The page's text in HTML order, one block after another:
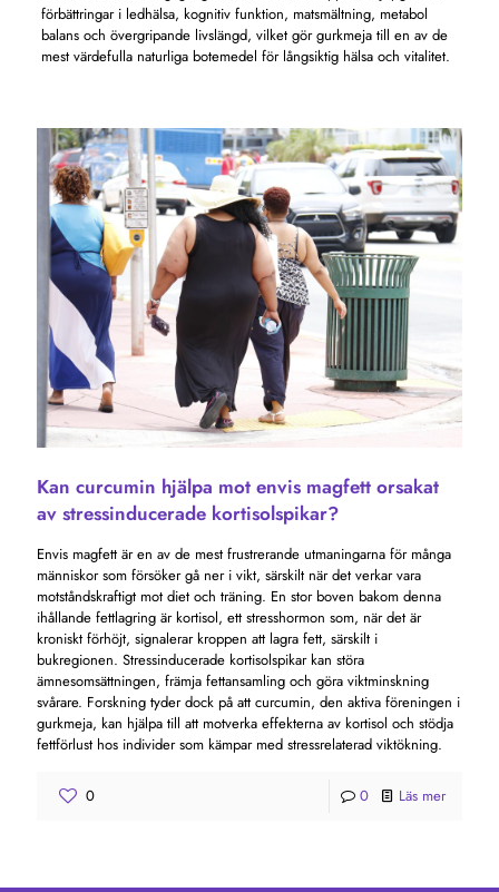
förbättringar i ledhälsa, kognitiv funktion, matsmältning, metabol
balans och övergripande livslängd, vilket gör gurkmeja till en av de
mest värdefulla naturliga botemedel för långsiktig hälsa och vitalitet.
Kan curcumin hjälpa mot envis magfett orsakat
av stressinducerade kortisolspikar?
Envis magfett är en av de mest frustrerande utmaningarna för många
människor som försöker gå ner i vikt, särskilt när det verkar vara
motståndskraftigt mot diet och träning. En stor boven bakom denna
ihållande fettlagring är kortisol, ett stresshormon som, när det är
kroniskt förhöjt, signalerar kroppen att lagra fett, särskilt i
bukregionen. Stressinducerade kortisolspikar kan störa
ämnesomsättningen, främja fettansamling och göra viktminskning
svårare. Forskning tyder dock på att curcumin, den aktiva föreningen i
gurkmeja, kan hjälpa till att motverka effekterna av kortisol och stödja
fettförlust hos individer som kämpar med stressrelaterad viktökning.
0 0 Läs mer